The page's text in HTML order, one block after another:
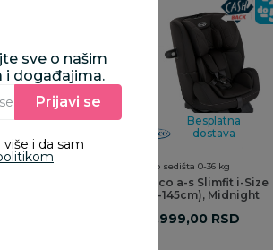
Besplatna
0-36 kg
Besplatna
dostava
Auto sedišta 0-36 kg
Graco a-s Slimfit i-Size
(40-145cm), Midnight
29.999,00 RSD
sve o našim
i događajima.
Unesite Vašu e‑mail adresu da biste se prijavili na newsletter.
Prijavi se
i da sam